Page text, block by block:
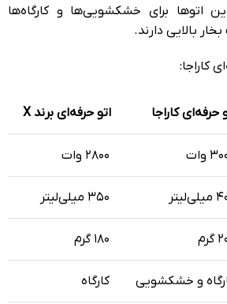
اتوها برای خشکشویی‌ها و کارگاه‌ها
بالایی دارند.
کاراجا:
حرفه‌ای کاراجا اتو حرفه‌ای برند X
وات ۲۸۰۰ وات
۳۵۰ میلی‌لیتر
۱۸۰ گرم
و خشکشویی کارگاه